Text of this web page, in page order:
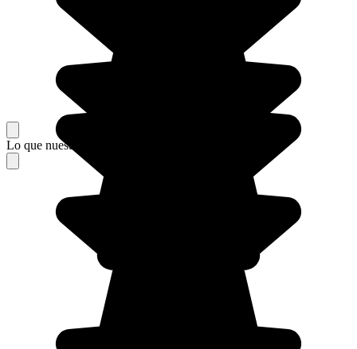
Lo que nuestros viajeros piensan de su estancia